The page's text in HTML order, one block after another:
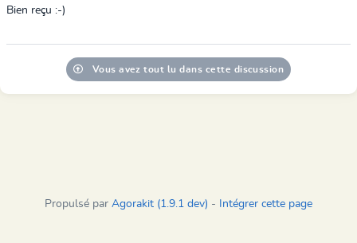
Bien reçu :-)
Vous avez tout lu dans cette discussion
Propulsé par Agorakit (1.9.1 dev) - Intégrer cette page